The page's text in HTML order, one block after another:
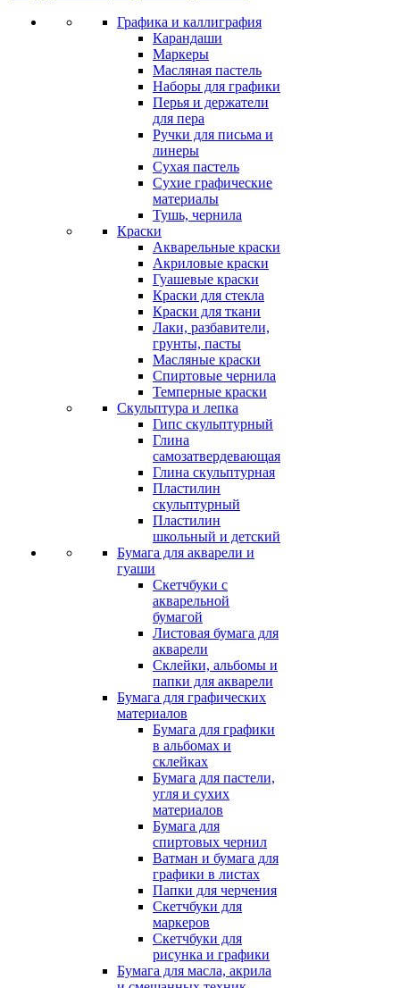
Графика и каллиграфия
Карандаши
Маркеры
Масляная пастель
Наборы для графики
Перья и держатели
для пера
Ручки для письма и
линеры
Сухая пастель
Сухие графические
материалы
Тушь, чернила
Краски
Акварельные краски
Акриловые краски
Гуашевые краски
Краски для стекла
Краски для ткани
Лаки, разбавители,
грунты, пасты
Масляные краски
Спиртовые чернила
Темперные краски
Скульптура и лепка
Гипс скульптурный
Глина
самозатвердевающая
Глина скульптурная
Пластилин
скульптурный
Пластилин
школьный и детский
Бумага для акварели и
гуаши
Скетчбуки с
акварельной
бумагой
Листовая бумага для
акварели
Склейки, альбомы и
папки для акварели
Бумага для графических
материалов
Бумага для графики
в альбомах и
склейках
Бумага для пастели,
угля и сухих
материалов
Бумага для
спиртовых чернил
Ватман и бумага для
графики в листах
Папки для черчения
Скетчбуки для
маркеров
Скетчбуки для
рисунка и графики
Бумага для масла, акрила